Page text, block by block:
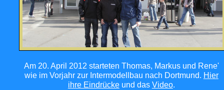
Am 20. April 2012 starteten Thomas, Markus und Rene'
wie im Vorjahr zur Intermodellbau nach Dortmund. Hier
ihre Eindrückeund das Video.